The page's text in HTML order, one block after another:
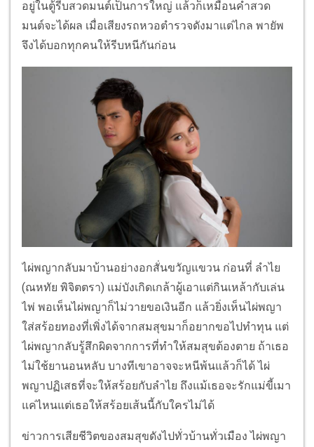
อยู่ในตู้รีบสวดมนต์เป็นการใหญ่ แล้วก็เหมือนคำสวด
มนต์จะได้ผล เมื่อเสียงรถหวอตำรวจดังมาแต่ไกล พายัพ
จึงได้บอกทุกคนให้รีบหนีกันก่อน
ไผ่พญากลับมาบ้านอย่างอกสั่นขวัญแขวน ก่อนที่ ลำไย
(ณหทัย พิจิตตรา) แม่บังเกิดเกล้าผู้เอาแต่กินเหล้ากับเล่น
ไพ่ พอเห็นไผ่พญาก็ไม่วายขอเงินอีก แล้วยิ่งเห็นไผ่พญา
ใส่สร้อยทองที่เพิ่งได้จากสมสุขมาก็อยากขอไปทำทุน แต่
ไผ่พญากลับรู้สึกผิดจากการที่ทำให้สมสุขต้องตาย ถ้าเธอ
ไม่ใช้ยานอนหลับ บางทีเขาอาจจะหนีพ้นแล้วก็ได้ ไผ่
พญาปฏิเสธที่จะให้สร้อยกับลำไย ถึงแม้เธอจะรักแม่ขี้เมา
แค่ไหนแต่เธอให้สร้อยเส้นนี้กับใครไม่ได้
ข่าวการเสียชีวิตของสมสุขดังไปทั่วบ้านทั่วเมือง ไผ่พญา